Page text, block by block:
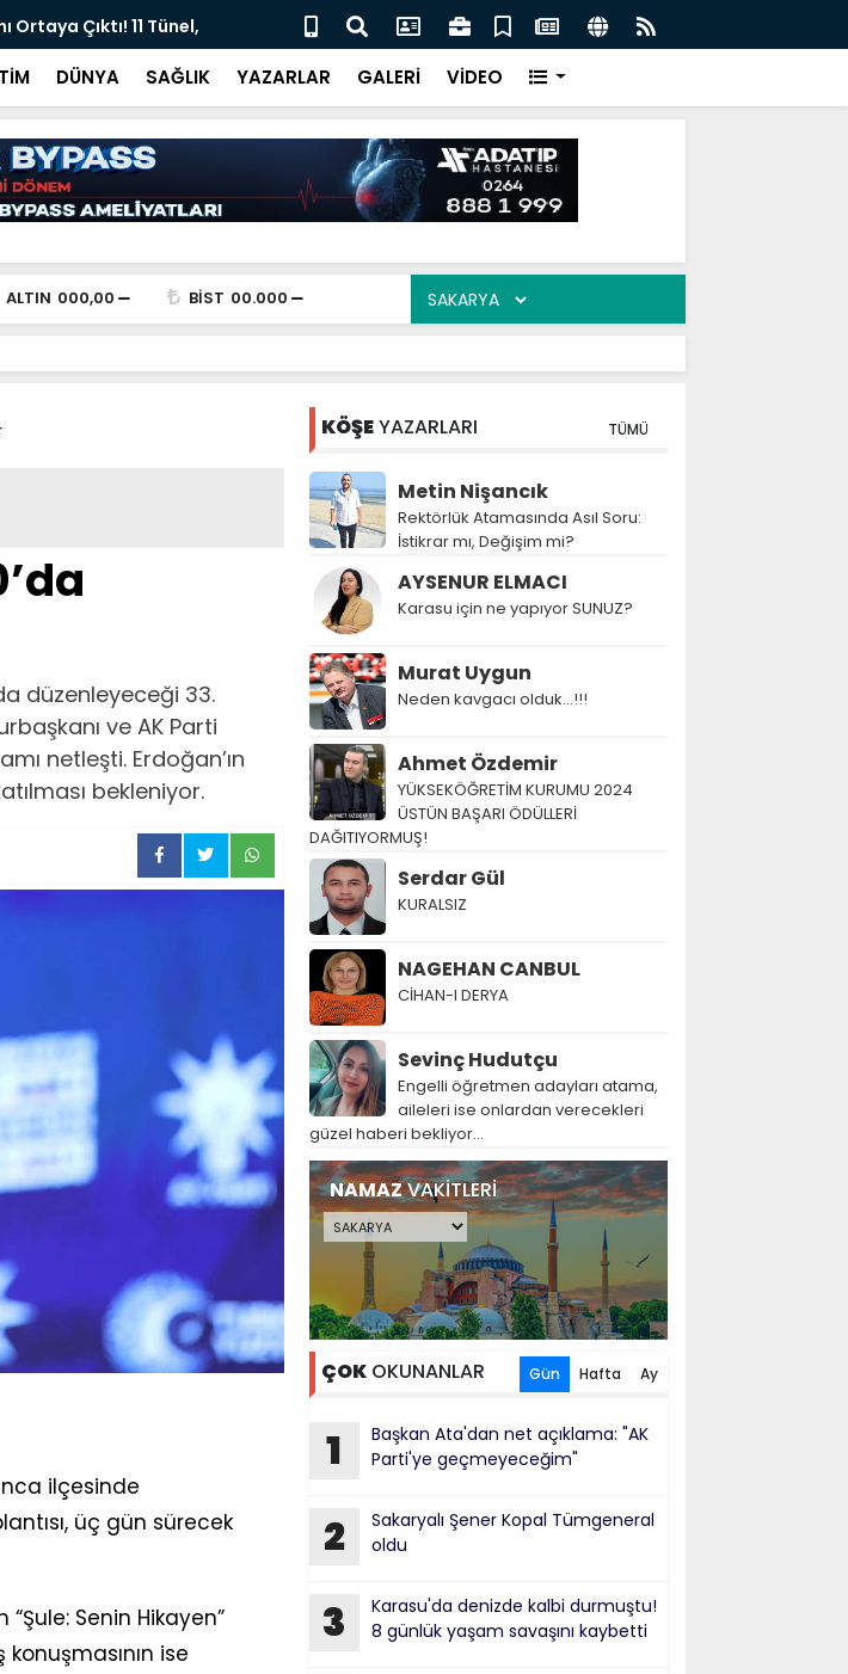
Krizinde Gündemde
Tarihi Dönüşümde Kritik Eşik: Tığcılar'da Tahliyeler 17 Ağustos'ta
Tamamlanacak
DÜNYA SAĞLIK YAZARLAR GALERİ VİDEO
ALTIN 000,00 BİST 00.000
düzenleyeceği 33.
ve AK Parti
netleşti. Erdoğan’ın
bekleniyor.
ilçesinde
üç gün sürecek
“Şule: Senin Hikayen”
ise
KÖŞEYAZARLARI TÜMÜ
Metin Nişancık
Rektörlük Atamasında Asıl Soru:
İstikrar mı, Değişim mi?
AYSENUR ELMACI
Karasu için ne yapıyor SUNUZ?
Murat Uygun
Neden kavgacı olduk…!!!
Ahmet Özdemir
YÜKSEKÖĞRETİM KURUMU 2024
ÜSTÜN BAŞARI ÖDÜLLERİ
DAĞITIYORMUŞ!
Serdar Gül
KURALSIZ
NAGEHAN CANBUL
CİHAN-I DERYA
Sevinç Hudutçu
Engelli öğretmen adayları atama,
aileleri ise onlardan verecekleri
güzel haberi bekliyor...
NAMAZVAKİTLERİ
ÇOKOKUNANLAR Gün Hafta Ay
1
Başkan Ata'dan net açıklama: "AK
Parti'ye geçmeyeceğim"
2
Sakaryalı Şener Kopal Tümgeneral
oldu
3
Karasu'da denizde kalbi durmuştu!
8 günlük yaşam savaşını kaybetti